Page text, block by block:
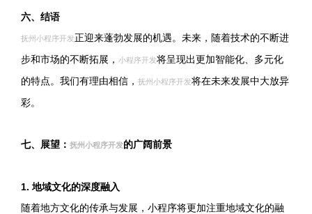
六、结语
抚州小程序开发正迎来蓬勃发展的机遇。未来，随着技术的不断进
步和市场的不断拓展， 小程序开发将呈现出更加智能化、多元化
的特点。我们有理由相信， 抚州小程序开发将在未来发展中大放异
彩。
七、展望： 抚州小程序开发的广阔前景
1. 地域文化的深度融入
随着地方文化的传承与发展，小程序将更加注重地域文化的融